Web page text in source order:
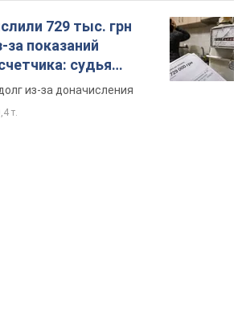
729 тыс. грн
за показаний
судья
решение
из-за доначисления
т.